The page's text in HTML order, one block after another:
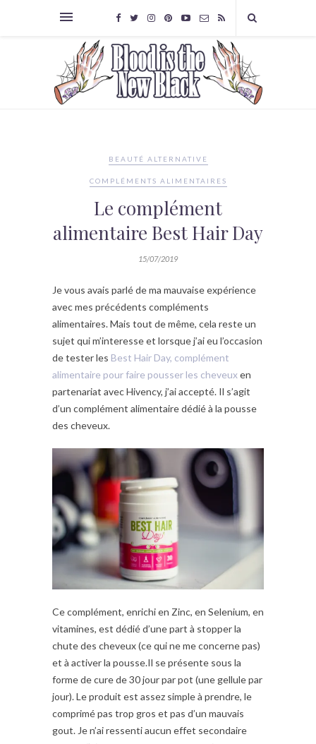
BEAUTÉ ALTERNATIVE
COMPLÉMENTS ALIMENTAIRES
Le complément
alimentaire Best Hair Day
15/07/2019
Je vous avais parlé de ma mauvaise expérience
avec mes précédents compléments
alimentaires. Mais tout de même, cela reste un
sujet qui m’interesse et lorsque j’ai eu l’occasion
de tester les Best Hair Day, complément
alimentaire pour faire pousser les cheveuxen
partenariat avec Hivency, j’ai accepté. Il s’agit
d’un complément alimentaire dédié à la pousse
des cheveux.
Ce complément, enrichi en Zinc, en Selenium, en
vitamines, est dédié d’une part à stopper la
chute des cheveux (ce qui ne me concerne pas)
et à activer la pousse.Il se présente sous la
forme de cure de 30 jour par pot (une gellule par
jour). Le produit est assez simple à prendre, le
comprimé pas trop gros et pas d’un mauvais
gout. Je n’ai ressenti aucun effet secondaire